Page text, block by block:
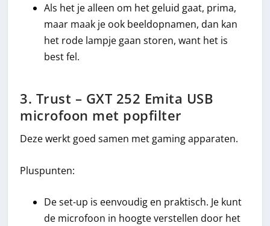
Als het je alleen om het geluid gaat, prima,
maar maak je ook beeldopnamen, dan kan
het rode lampje gaan storen, want het is
best fel.
3. Trust – GXT 252 Emita USB
microfoon met popfilter
Deze werkt goed samen met gaming apparaten.
Pluspunten:
De set-up is eenvoudig en praktisch. Je kunt
de microfoon in hoogte verstellen door het